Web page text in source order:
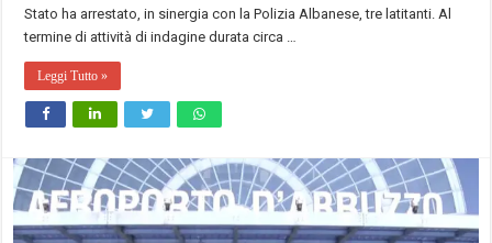
Stato ha arrestato, in sinergia con la Polizia Albanese, tre latitanti. Al
termine di attività di indagine durata circa …
Leggi Tutto »